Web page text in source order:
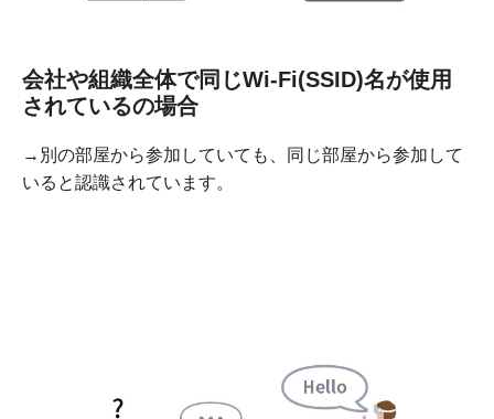
会社や組織全体で同じWi-Fi(SSID)名が使用
されているの場合
→別の部屋から参加していても、同じ部屋から参加して
いると認識されています。